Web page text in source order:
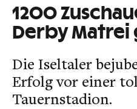
1200
Derby Matrei
Die Iseltaler
Erfolg vor einer
Tauernstadion.